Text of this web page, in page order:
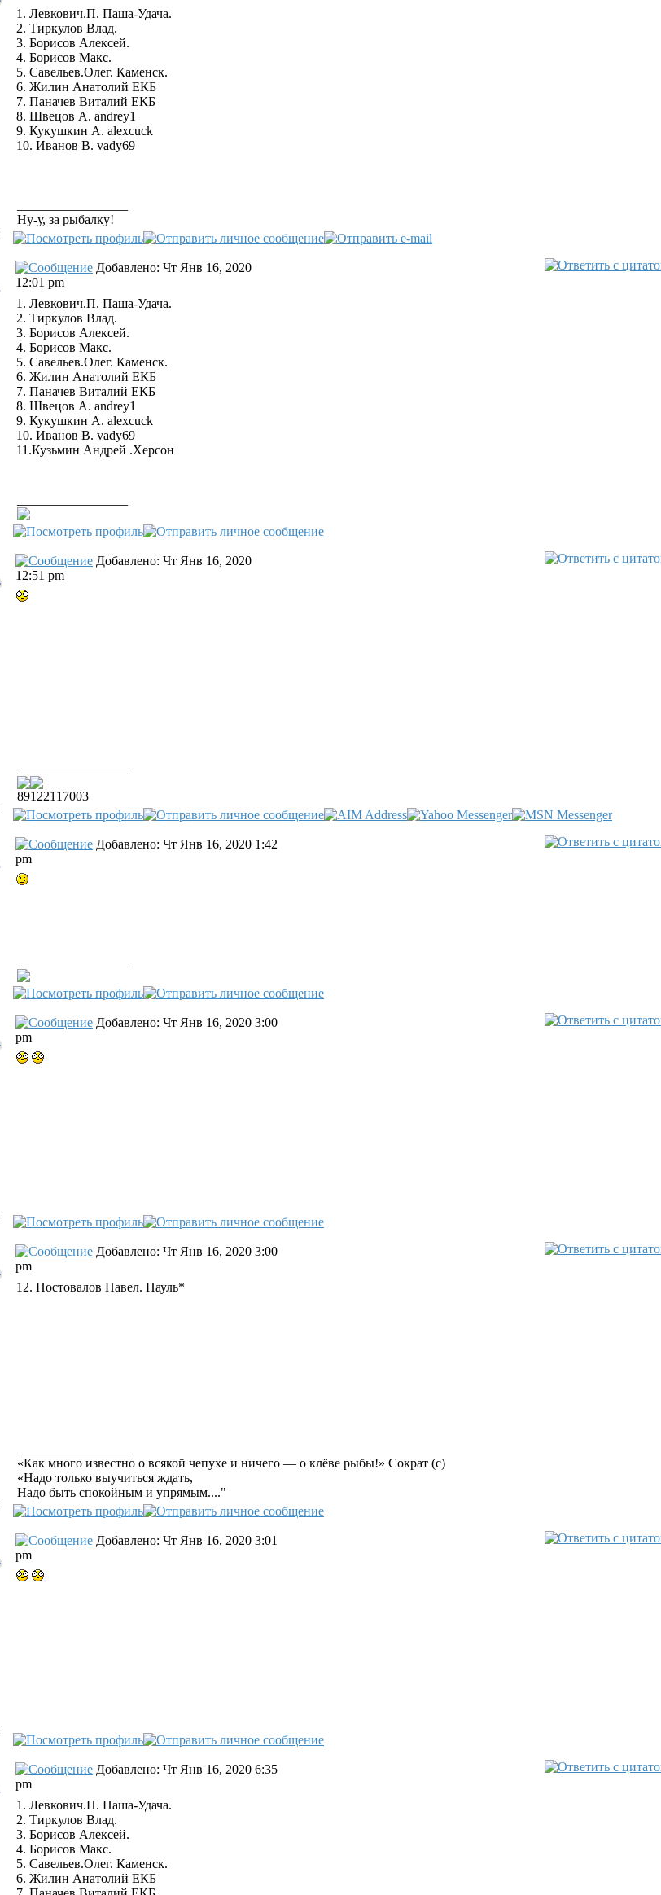
1. Левкович.П. Паша-Удача.
2. Тиркулов Влад.
3. Борисов Алексей.
4. Борисов Макс.
5. Савельев.Олег. Каменск.
6. Жилин Анатолий ЕКБ
7. Паначев Виталий ЕКБ
8. Швецов А. andrey1
9. Кукушкин А. alexcuck
10. Иванов В. vady69
Ну-у, за рыбалку!
Добавлено: Чт Янв 16, 2020
12:01 pm
1. Левкович.П. Паша-Удача.
2. Тиркулов Влад.
3. Борисов Алексей.
4. Борисов Макс.
5. Савельев.Олег. Каменск.
6. Жилин Анатолий ЕКБ
7. Паначев Виталий ЕКБ
8. Швецов А. andrey1
9. Кукушкин А. alexcuck
10. Иванов В. vady69
11.Кузьмин Андрей .Херсон
Добавлено: Чт Янв 16, 2020
12:51 pm
89122117003
Добавлено: Чт Янв 16, 2020 1:42
pm
Добавлено: Чт Янв 16, 2020 3:00
pm
Добавлено: Чт Янв 16, 2020 3:00
pm
12. Постовалов Павел. Пауль*
«Как много известно о всякой чепухе и ничего — о клёве рыбы!» Сократ (с)
«Надо только выучиться ждать,
Надо быть спокойным и упрямым...."
Добавлено: Чт Янв 16, 2020 3:01
pm
Добавлено: Чт Янв 16, 2020 6:35
pm
1. Левкович.П. Паша-Удача.
2. Тиркулов Влад.
3. Борисов Алексей.
4. Борисов Макс.
5. Савельев.Олег. Каменск.
6. Жилин Анатолий ЕКБ